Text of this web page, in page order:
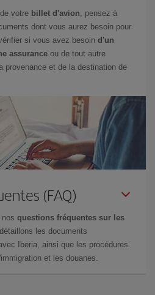
votre billet d'avion, pensez à
dont vous aurez besoin pour
si vous avez besoin d'un
assurance ou de tout autre
provenance et de la destination de
(FAQ)
questions fréquentes sur les
les documents
Iberia, ainsi que les procédures
et les douanes.